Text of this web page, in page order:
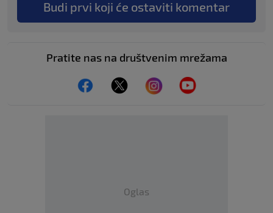
Budi prvi koji će ostaviti komentar
Pratite nas na društvenim mrežama
Oglas